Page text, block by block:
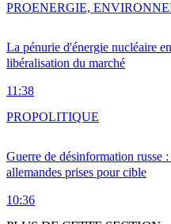
La pénurie d'énergie nucléaire
libéralisation du marché
11:38
PROENERGIE,
Guerre de désinformation russe
allemandes prises pour cible
10:36
PROPOLITIQUE